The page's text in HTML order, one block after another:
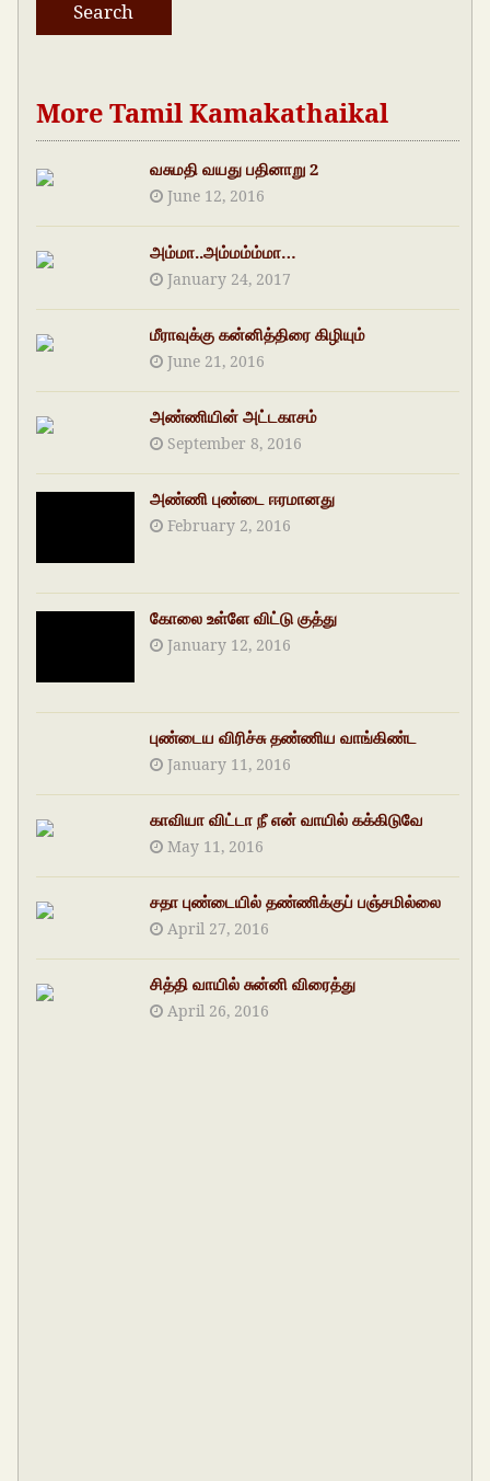
More Tamil Kamakathaikal
வசுமதி வயது பதினாறு 2
June 12, 2016
அம்மா..அம்மம்ம்மா…
January 24, 2017
மீராவுக்கு கன்னித்திரை கிழியும்
June 21, 2016
அண்ணியின் அட்டகாசம்
September 8, 2016
அண்ணி புண்டை ஈரமானது
February 2, 2016
கோலை உள்ளே விட்டு குத்து
January 12, 2016
புண்டைய விரிச்சு தண்ணிய வாங்கிண்ட
January 11, 2016
காவியா விட்டா நீ என் வாயில் கக்கிடுவே
May 11, 2016
சதா புண்டையில் தண்ணிக்குப் பஞ்சமில்லை
April 27, 2016
சித்தி வாயில் சுன்னி விரைத்து
April 26, 2016